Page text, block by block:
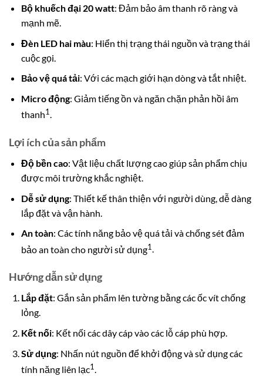
Bộ khuếch đại 20 watt: Đảm bảo âm thanh rõ ràng và
mạnh mẽ.
Đèn LED hai màu: Hiển thị trạng thái nguồn và trạng thái
cuộc gọi.
Bảo vệ quá tải: Với các mạch giới hạn dòng và tắt nhiệt.
Micro động: Giảm tiếng ồn và ngăn chặn phản hồi âm
thanh1.
Lợi ích của sản phẩm
Độ bền cao: Vật liệu chất lượng cao giúp sản phẩm chịu
được môi trường khắc nghiệt.
Dễ sử dụng: Thiết kế thân thiện với người dùng, dễ dàng
lắp đặt và vận hành.
An toàn: Các tính năng bảo vệ quá tải và chống sét đảm
bảo an toàn cho người sử dụng1.
Hướng dẫn sử dụng
Lắp đặt: Gắn sản phẩm lên tường bằng các ốc vít chống
lỏng.
Kết nối: Kết nối các dây cáp vào các lỗ cáp phù hợp.
Sử dụng: Nhấn nút nguồn để khởi động và sử dụng các
tính năng liên lạc1.